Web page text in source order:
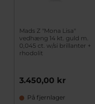
Mads Z "Mona Lisa"
vedhæng 14 kt. guld m.
0,045 ct. w/si brillanter +
rhodolit
3.450,00 kr
På fjernlager